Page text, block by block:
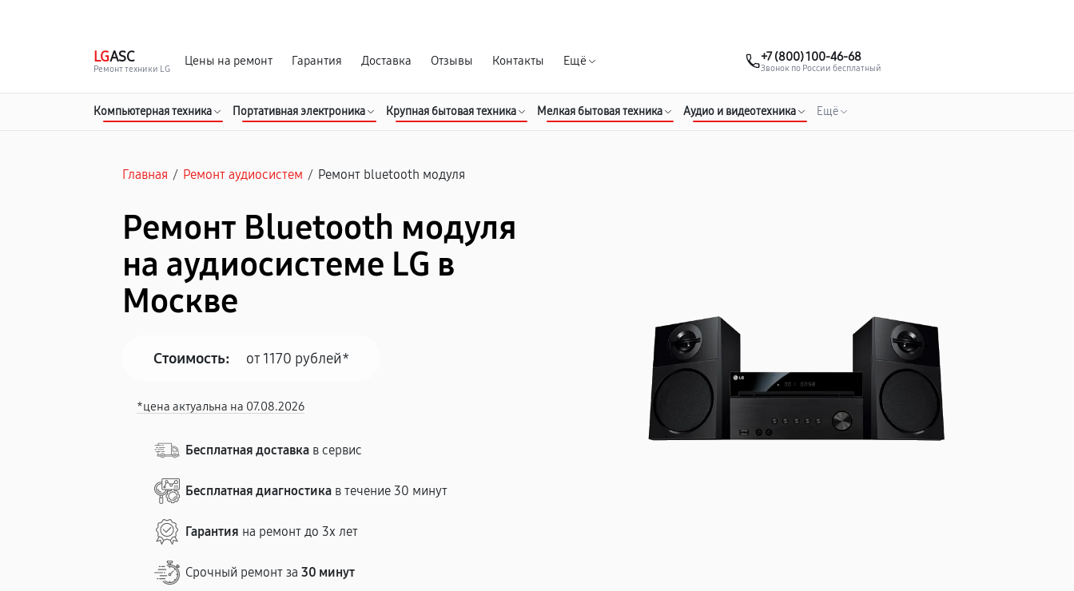
LGASC
Ремонт техники LG
Цены на ремонт Гарантия Доставка Отзывы Контакты Ещё +7 (800) 100-46-68
Звонок по России бесплатный
Компьютерная техника Портативная электроника Крупная бытовая техника Мелкая бытовая техника Аудио и видеотехника Ещё
Главная / Ремонт аудиосистем / Ремонт bluetooth модуля
Ремонт Bluetooth модуля
на аудиосистеме LG в
Москве
Стоимость: от 1170 рублей*
*цена актуальна на 07.08.2026
Бесплатная доставка в сервис
Бесплатная диагностика в течение 30 минут
Гарантия на ремонт до 3х лет
Срочный ремонт за30 минут